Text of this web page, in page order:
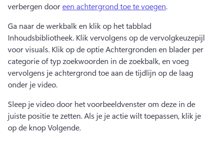
verbergen door een achtergrond toe te voegen.
Ga naar de werkbalk en klik op het tabblad
Inhoudsbibliotheek. Klik vervolgens op de vervolgkeuzepijl
voor visuals. Klik op de optie Achtergronden en blader per
categorie of typ zoekwoorden in de zoekbalk, en voeg
vervolgens je achtergrond toe aan de tijdlijn op de laag
onder je video.
Sleep je video door het voorbeeldvenster om deze in de
juiste positie te zetten. Als je je actie wilt toepassen, klik je
op de knop Volgende.